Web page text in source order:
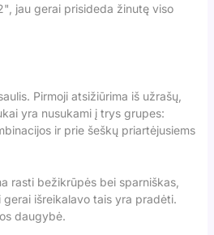
jau gerai prisideda žinutę viso
Pirmoji atsižiūrima iš užrašų,
yra nusukami į trys grupes:
ir prie šeškų priartėjusiems
rasti bežikrūpės bei sparniškas,
išreikalavo tais yra pradėti.
daugybė.